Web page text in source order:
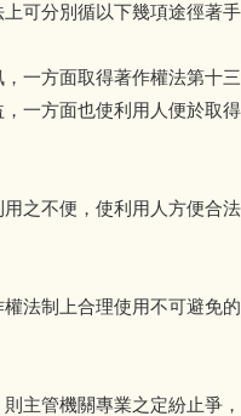
可分別循以下幾項途徑著手
一方面取得著作權法第十
一方面也使利用人便於取
之不便，使利用人方便合
法制上合理使用不可避免
主管機關專業之定紛止爭